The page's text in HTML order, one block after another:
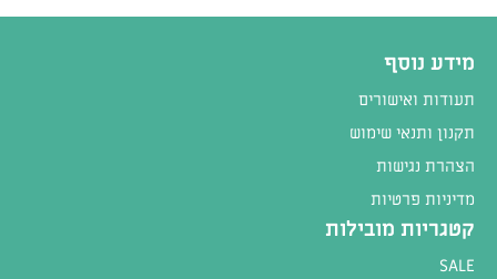
מידע נוסף
תעודות ואישורים
תקנון ותנאי שימוש
הצהרת נגישות
מדיניות פרטיות
קטגריות מובילות
SALE